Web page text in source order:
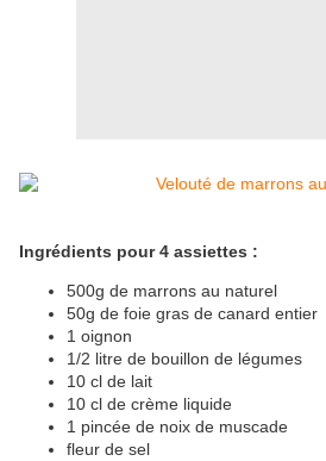
Ingrédients pour 4 assiettes :
500g de marrons au naturel
50g de foie gras de canard entier
1 oignon
1/2 litre de bouillon de légumes
10 cl de lait
10 cl de crème liquide
1 pincée de noix de muscade
fleur de sel